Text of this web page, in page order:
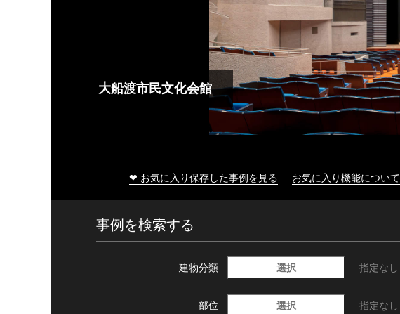
大船渡市民文化会館
❤ お気に入り保存した事例を見る お気に入り機能について
事例を検索する
建物分類 選択 指定なし
部位 選択 指定なし